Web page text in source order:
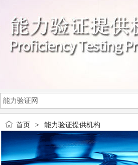
首页 > 能力验证提供机构